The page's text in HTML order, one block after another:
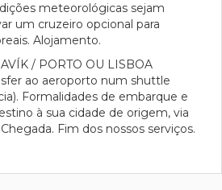
meteorológicas sejam
um cruzeiro opcional para
Alojamento.
/ PORTO OU LISBOA
ao aeroporto num shuttle
Formalidades de embarque e
à sua cidade de origem, via
Fim dos nossos serviços.